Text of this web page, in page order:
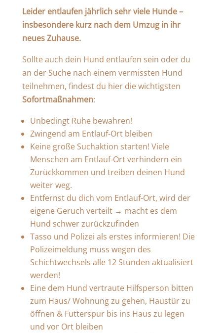
Leider entlaufen jährlich sehr viele Hunde –
insbesondere kurz nach dem Umzug in ihr
neues Zuhause.
Sollte auch dein Hund entlaufen sein oder du
an der Suche nach einem vermissten Hund
teilnehmen, findest du hier die wichtigsten
Sofortmaßnahmen:
Unbedingt Ruhe bewahren!
Zwingend am Entlauf-Ort bleiben
Keine große Suchaktion starten! Viele
Menschen am Entlauf-Ort verhindern ein
Zurückkommen und treiben deinen Hund
weiter weg.
Entfernst du dich vom Entlauf-Ort, wird der
eigene Geruch verteilt → macht es dem
Hund schwer zurückzufinden
Tasso und Polizei als erstes informieren! Die
Polizeimeldung muss wegen des
Schichtwechsels alle 12 Stunden aktualisiert
werden!
Eine dem Hund vertraute Hilfsperson bitten
zum Haus/ Wohnung zu gehen, Haustür zu
öffnen & Futterspur bis ins Haus zu legen
und vor Ort bleiben